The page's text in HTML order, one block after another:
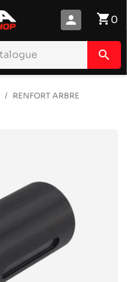
shopping_cart0
person
search
RENFORT ARBRE